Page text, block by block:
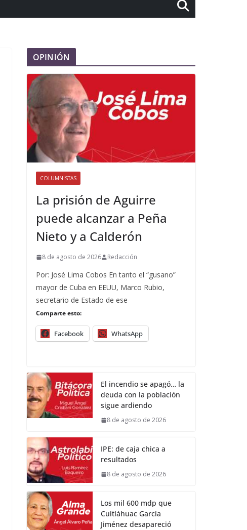
OPINIÓN
COLUMNISTAS
La prisión de Aguirre
puede alcanzar a Peña
Nieto y a Calderón
8 de agosto de 2026 Redacción
Por: José Lima Cobos En tanto el “gusano”
mayor de Cuba en EEUU, Marco Rubio,
secretario de Estado de ese
Comparte esto:
Facebook WhatsApp
El incendio se apagó… la
deuda con la población
sigue ardiendo
8 de agosto de 2026
IPE: de caja chica a
resultados
8 de agosto de 2026
Los mil 600 mdp que
Cuitláhuac García
Jiménez desapareció